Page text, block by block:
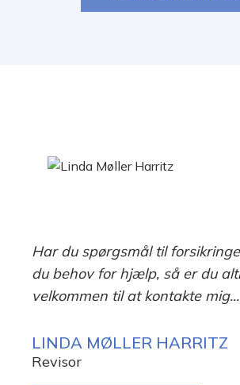
Har du spørgsmål til
du behov for hjælp, så er du
velkommen til at kontakte mig...
LINDA MØLLER HARRITZ
Revisor